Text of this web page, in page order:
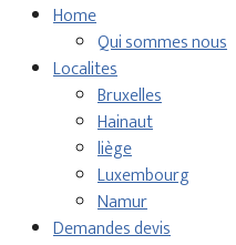
Home
Qui sommes nous
Localites
Bruxelles
Hainaut
liège
Luxembourg
Namur
Demandes devis